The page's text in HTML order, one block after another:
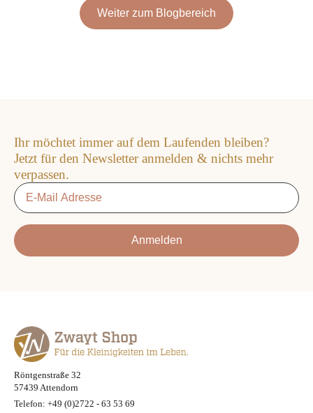
Weiter zum Blogbereich
Ihr möchtet immer auf dem Laufenden bleiben?
Jetzt für den Newsletter anmelden & nichts mehr
verpassen.
Email
Anmelden
Röntgenstraße 32
57439 Attendorn
Telefon: +49 (0)2722 - 63 53 69